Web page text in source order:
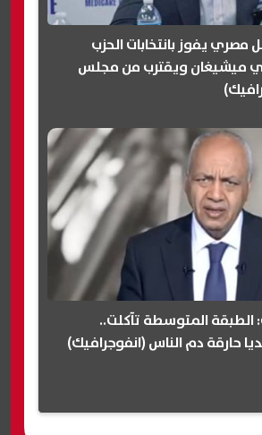
يفوز بانتخابات الحزب
ميشيغان ويقترب من مجلس
المتوسطة تآكلت..
حارقة دم الناس (انفوجرافيك)